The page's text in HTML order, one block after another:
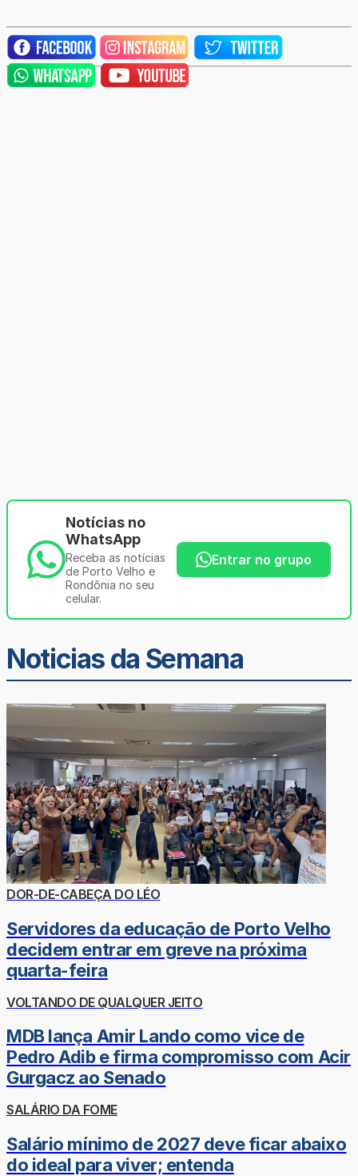
Notícias no
WhatsApp
Receba as notícias
de Porto Velho e
Rondônia no seu
celular.
Entrar no grupo
Noticias da Semana
DOR-DE-CABEÇA DO LÉO
Servidores da educação de Porto Velho
decidem entrar em greve na próxima
quarta-feira
VOLTANDO DE QUALQUER JEITO
MDB lança Amir Lando como vice de
Pedro Adib e firma compromisso com Acir
Gurgacz ao Senado
SALÁRIO DA FOME
Salário mínimo de 2027 deve ficar abaixo
do ideal para viver; entenda